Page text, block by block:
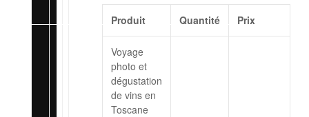
Produit Quantité Prix
Voyage
photo et
dégustation
de vins en
Toscane